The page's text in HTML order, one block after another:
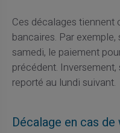
Ces décalages
bancaires. Par
samedi, le paiement
précédent.
reporté au lundi suivant.
Décalage en cas